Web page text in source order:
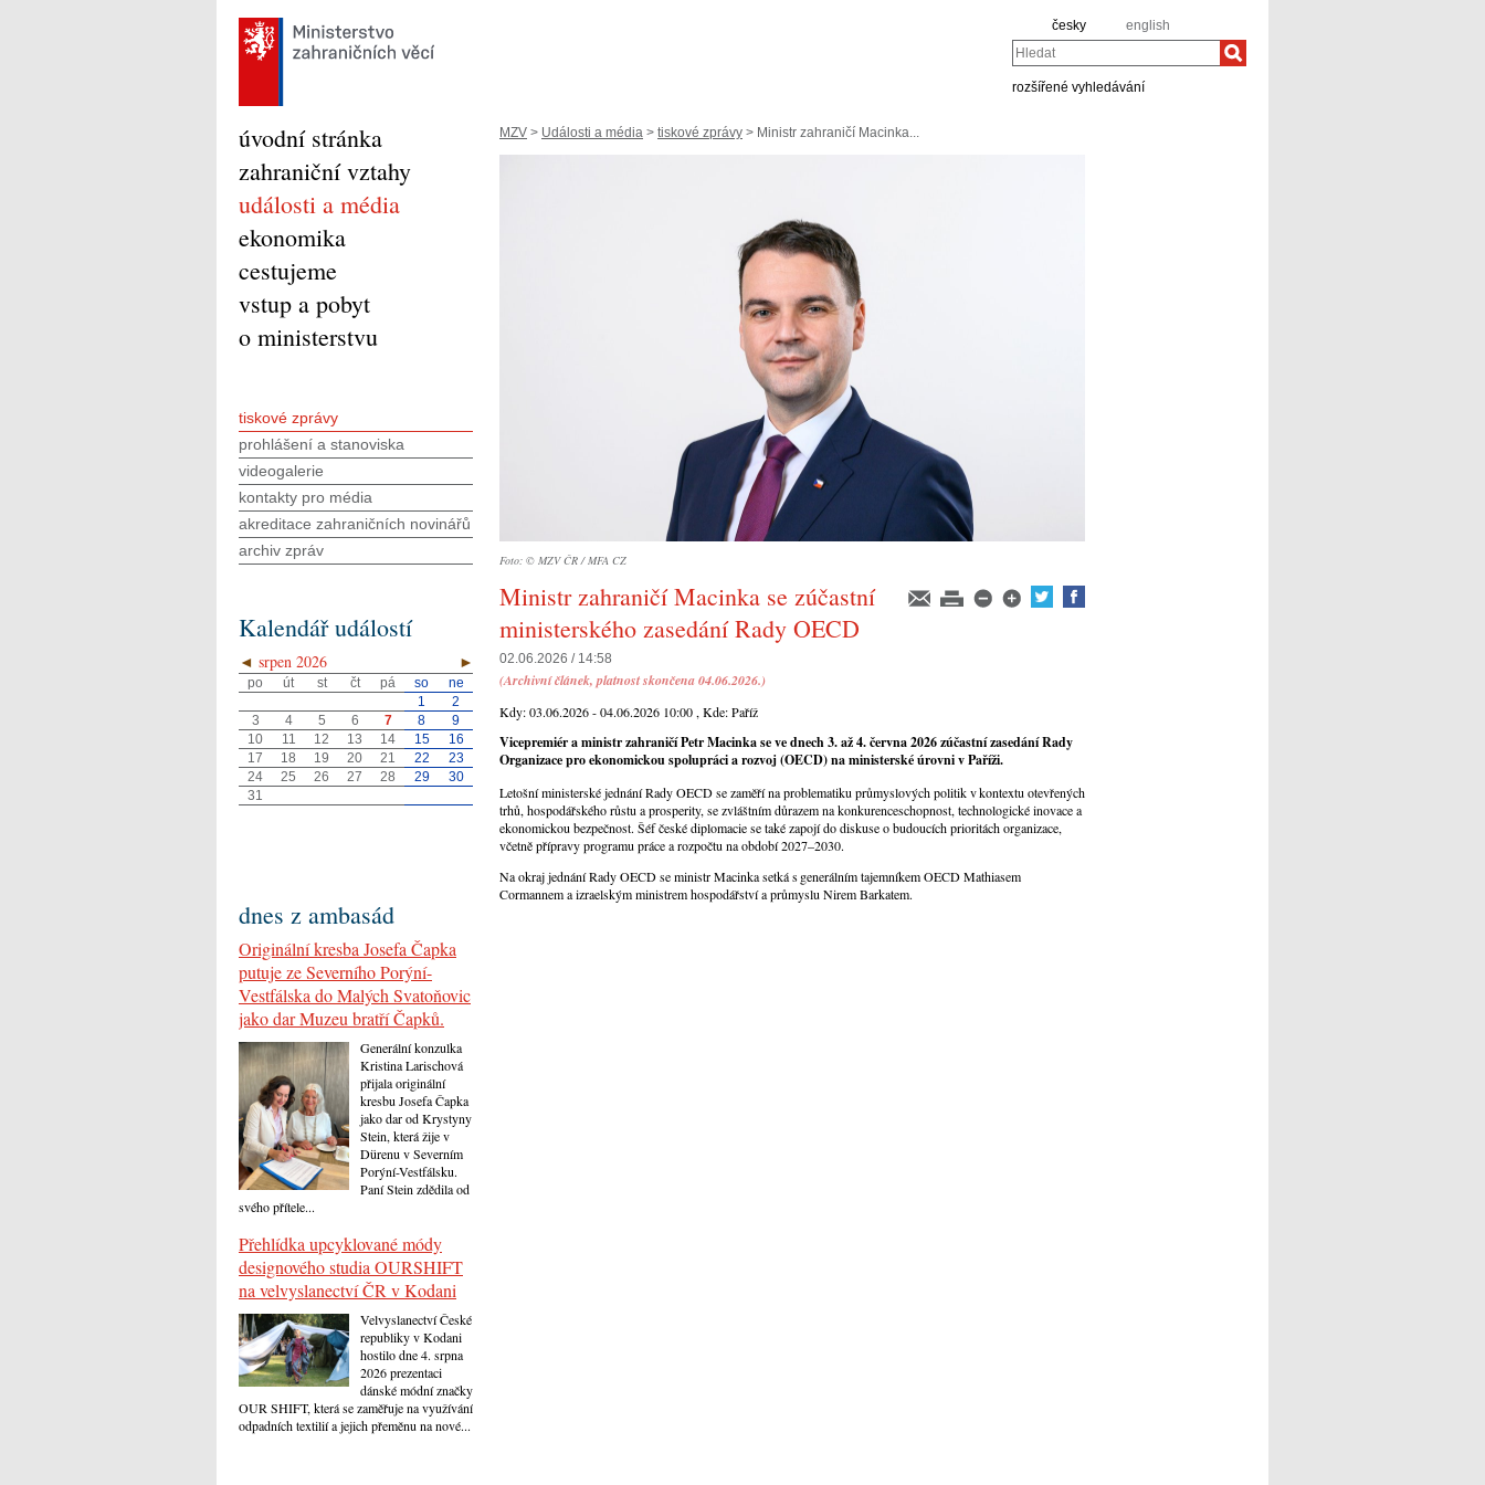
česky english
Hledat
rozšířené vyhledávání
MZV > Události a média > tiskové zprávy > Ministr zahraničí Macinka...
Foto: © MZV ČR / MFA CZ
Ministr zahraničí Macinka se zúčastní
ministerského zasedání Rady OECD
02.06.2026 / 14:58
(Archivní článek, platnost skončena 04.06.2026.)
Kdy:03.06.2026 - 04.06.2026 10:00 , Kde:Paříž
Vicepremiér a ministr zahraničí PetrMacinkase ve dnech 3. až 4. června 2026 zúčastní zasedání Rady
Organizace pro ekonomickou spolupráci a rozvoj (OECD)na ministerské úrovni v Paříži.
Letošní ministerské jednání Rady OECD se zaměří na problematiku průmyslových politik v kontextu otevřených
trhů, hospodářského růstu a prosperity, se zvláštním důrazem na konkurenceschopnost, technologické inovace a
ekonomickou bezpečnost. Šéf české diplomacie se také zapojí do diskuse o budoucích prioritách organizace,
včetně přípravy programu práce a rozpočtu na období 2027–2030.
Na okraj jednání Rady OECD se ministr Macinka setká s generálním tajemníkem OECD Mathiasem
Cormannem a izraelským ministrem hospodářství a průmyslu Nirem Barkatem.
úvodní stránka
zahraniční vztahy
události a média
ekonomika
cestujeme
vstup a pobyt
o ministerstvu
tiskové zprávy
prohlášení a stanoviska
videogalerie
kontakty pro média
akreditace zahraničních novinářů
archiv zpráv
Kalendář událostí
◄ ►
srpen 2026
po út st čt pá so
ne
1
2
3
4 5 6 7 8
9
10
11 12 13 14 15
16
17
18 19 20 21 22
23
24
25 26 27 28 29
30
31
dnes z ambasád
Originální kresba Josefa Čapka
putuje ze Severního Porýní-
Vestfálska do Malých Svatoňovic
jako dar Muzeu bratří Čapků.
Generální konzulka
Kristina Larischová
přijala originální
kresbu Josefa Čapka
jako dar od Krystyny
Stein, která žije v
Dürenu v Severním
Porýní-Vestfálsku.
Paní Stein zdědila od
svého přítele...
Přehlídka upcyklované módy
designového studia OURSHIFT
na velvyslanectví ČR v Kodani
Velvyslanectví České
republiky v Kodani
hostilo dne 4. srpna
2026 prezentaci
dánské módní značky
OUR SHIFT, která se zaměřuje na využívání
odpadních textilií a jejich přeměnu na nové...